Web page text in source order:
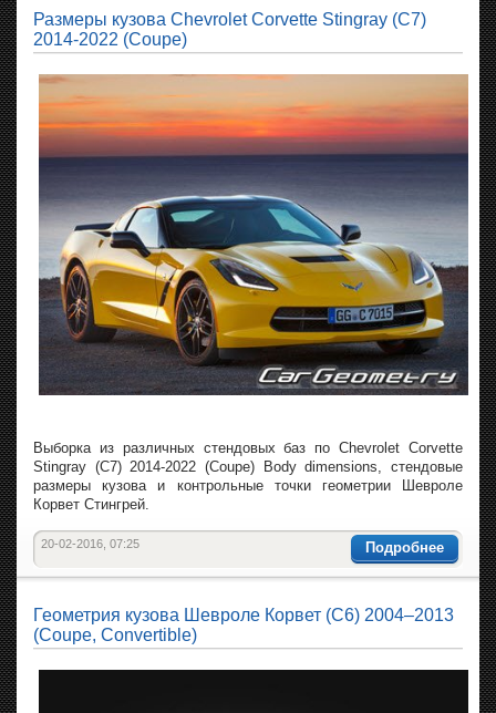
Размеры кузова Chevrolet Corvette Stingray (C7)
2014-2022 (Coupe)
Выборка из различных стендовых баз по Chevrolet Corvette
Stingray (C7) 2014-2022 (Coupe) Body dimensions, стендовые
размеры кузова и контрольные точки геометрии Шевроле
Корвет Стингрей.
Подробнее
20-02-2016, 07:25
Геометрия кузова Шевроле Корвет (C6) 2004–2013
(Coupe, Convertible)